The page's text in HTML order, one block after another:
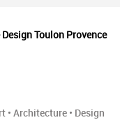
Toulon Provence
• Architecture • Design